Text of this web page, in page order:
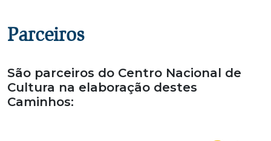
Parceiros
São parceiros do Centro Nacional de
Cultura na elaboração destes
Caminhos: